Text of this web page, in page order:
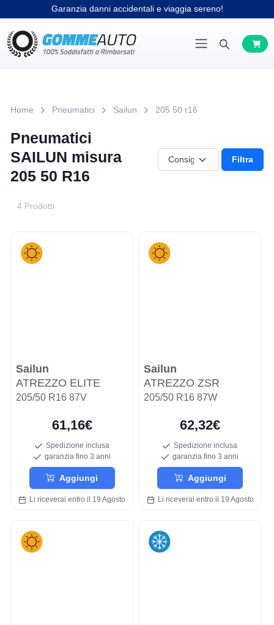
Garanzia danni accidentali e viaggia sereno!
Home Pneumatici Sailun 205 50 r16
Pneumatici
SAILUN misura
205 50 R16
Filtra
4 Prodotti
Sailun
ATREZZO ELITE
205/50 R16 87V
61,16€
Spedizione inclusa
garanzia fino 3 anni
Aggiungi
Li riceverai entro il 19 Agosto
Sailun
ATREZZO ZSR
205/50 R16 87W
62,32€
Spedizione inclusa
garanzia fino 3 anni
Aggiungi
Li riceverai entro il 19 Agosto